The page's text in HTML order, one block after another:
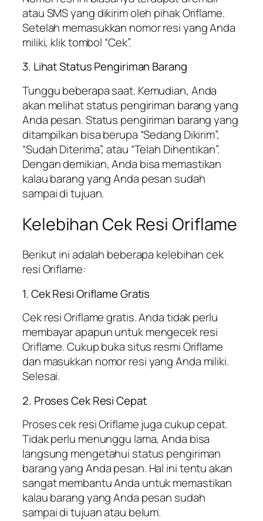
atau SMS yang dikirim oleh pihak Oriflame.
Setelah memasukkan nomor resi yang Anda
miliki, klik tombol “Cek”.
3. Lihat Status Pengiriman Barang
Tunggu beberapa saat. Kemudian, Anda
akan melihat status pengiriman barang yang
Anda pesan. Status pengiriman barang yang
ditampilkan bisa berupa “Sedang Dikirim”,
“Sudah Diterima”, atau “Telah Dihentikan”.
Dengan demikian, Anda bisa memastikan
kalau barang yang Anda pesan sudah
sampai di tujuan.
Kelebihan Cek Resi Oriflame
Berikut ini adalah beberapa kelebihan cek
resi Oriflame:
1. Cek Resi Oriflame Gratis
Cek resi Oriflame gratis. Anda tidak perlu
membayar apapun untuk mengecek resi
Oriflame. Cukup buka situs resmi Oriflame
dan masukkan nomor resi yang Anda miliki.
Selesai.
2. Proses Cek Resi Cepat
Proses cek resi Oriflame juga cukup cepat.
Tidak perlu menunggu lama, Anda bisa
langsung mengetahui status pengiriman
barang yang Anda pesan. Hal ini tentu akan
sangat membantu Anda untuk memastikan
kalau barang yang Anda pesan sudah
sampai di tujuan atau belum.